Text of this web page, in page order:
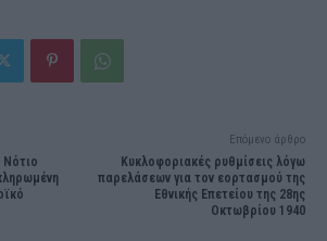
Νότιο
Επόμενο άρθρο
Κυκλοφοριακές ρυθμίσεις λόγω
παρελάσεων για τον εορτασμού της
Εθνικής Επετείου της 28ης
Οκτωβρίου 1940